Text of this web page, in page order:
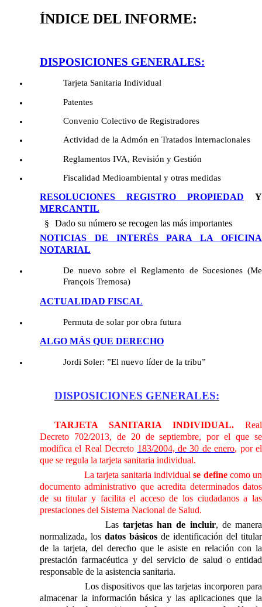
ÍNDICE DEL INFORME:
DISPOSICIONES GENERALES:
Tarjeta Sanitaria Individual
Patentes
Convenio Colectivo de Registradores
Actividad de la Admón en Tratados Internacionales
Reglamentos IVA, Revisión y Gestión
Fiscalidad Medioambiental y otras medidas
RESOLUCIONES REGISTRO PROPIEDAD
Y
MERCANTIL
§
Dado su número se recogen las más importantes
NOTICIAS DE INTERÉS PARA LA OFICINA
NOTARIAL
De nuevo sobre el Reglamento de Sucesiones (Me
François Tremosa)
ACTUALIDAD FISCAL
Permuta de solar por obra futura
ALGO MÁS QUE DERECHO
Jordi Soler: ”El nuevo líder de la tribu”
DISPOSICIONES GENERALES:
TARJETA SANITARIA INDIVIDUAL. Real
Decreto 702/2013, de 20 de septiembre, por el que se
modifica el Real Decreto 183/2004, de 30 de enero, por el
que se regula la tarjeta sanitaria individual.
La tarjeta sanitaria individualse definecomo un
documento administrativo que acredita determinados datos
de su titular y facilita el acceso de los ciudadanos a las
prestaciones del Sistema Nacional de Salud.
Las tarjetas han de incluir, de manera
normalizada, los datos básicos de identificación del titular
de la tarjeta, del derecho que le asiste en relación con la
prestación farmacéutica y del servicio de salud o entidad
responsable de la asistencia sanitaria.
Los dispositivos que las tarjetas incorporen para
almacenar la información básica y las aplicaciones que la